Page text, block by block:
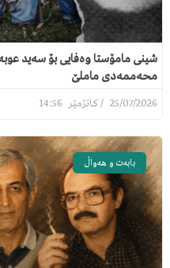
شینی مامۆستا وەفایی بۆ سەید
محەممەدی ماملێ
25/07/2026
بابەت و هەواڵ